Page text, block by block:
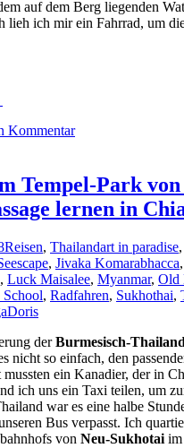
auf dem Berg liegenden
lieh ich mir ein Fahrrad, um
Kommentar
Tempel-Park
lernen in
Reisen, Thailandart in paradise,
, Jivaka Komarabhacca,
, Luck Maisalee, Myanmar, Old
School, Radfahren, Sukhothai,
Doris
derBurmesisch-
nicht so einfach, den
ein Kanadier, der in
ich uns ein Taxi teilen, um
war es eine halbe
Bus verpasst. Ich
von Neu-Sukhotai im